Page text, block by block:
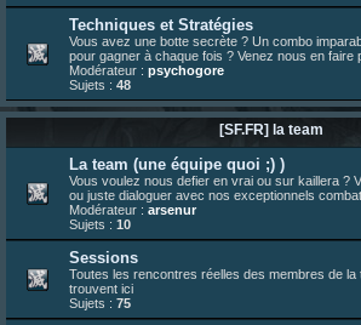
22 juin 12:27¦indy:Yo !
22 juin 08:49¦veja:Yo
Techniques et Stratégies
Vous avez une botte secrète ? Un combo
pour gagner à chaque fois ? Venez nous en faire
Modérateur : psychogore
Sujets : 48
[SF.FR] la team
La team (une équipe quoi ;) )
Vous voulez nous defier en vrai ou sur kaillera ?
ou juste dialoguer avec nos exceptionnels
Modérateur : arsenur
Sujets : 10
Sessions
Toutes les rencontres réelles des membres de la
trouvent ici
Sujets : 75